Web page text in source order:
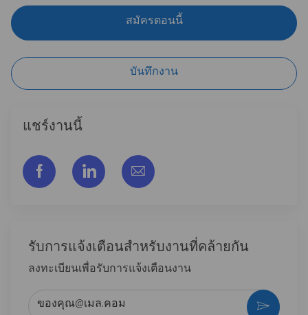
สมัครตอนนี้
บันทึกงาน
แชร์งานนี้
แชร์ผ่าน Facebook
แชร์ผ่าน LinkedIn
แชร์ผ่านอีเมล
รับการแจ้งเตือนสําหรับงานที่คล้ายกัน
ลงทะเบียนเพื่อรับการแจ้งเตือนงาน
กระตุ้น